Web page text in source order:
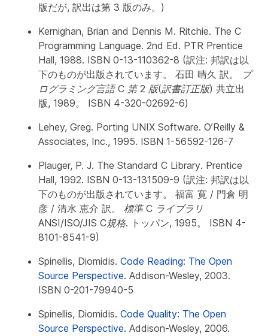
版だが, 訳出は第 3 版のみ。)
Kernighan, Brian and Dennis M. Ritchie. The C
Programming Language. 2nd Ed. PTR Prentice
Hall, 1988. ISBN 0-13-110362-8 (訳注: 邦訳は以
下のものが出版されています。 石田 晴久 訳。
プ
ログラミング言語 C 第 2 版(訳書訂正版) 共立出
版, 1989。 ISBN 4-320-02692-6)
Lehey, Greg. Porting UNIX Software. O’Reilly &
Associates, Inc., 1995. ISBN 1-56592-126-7
Plauger, P. J. The Standard C Library. Prentice
Hall, 1992. ISBN 0-13-131509-9 (訳注: 邦訳は以
下のものが出版されています。 福富 寛 / 門倉 明
彦 / 清水 恵介 訳。 標準 C ライブラリ
ANSI/ISO/JIS C規格. トッパン, 1995。 ISBN 4-
8101-8541-9)
Spinellis, Diomidis. Code Reading: The Open
Source Perspective. Addison-Wesley, 2003.
ISBN 0-201-79940-5
Spinellis, Diomidis. Code Quality: The Open
Source Perspective. Addison-Wesley, 2006.